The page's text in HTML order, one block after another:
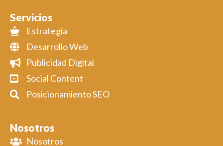
Servicios
Estrategia
Desarrollo Web
Publicidad Digital
Social Content
Posicionamiento SEO
Nosotros
Nosotros